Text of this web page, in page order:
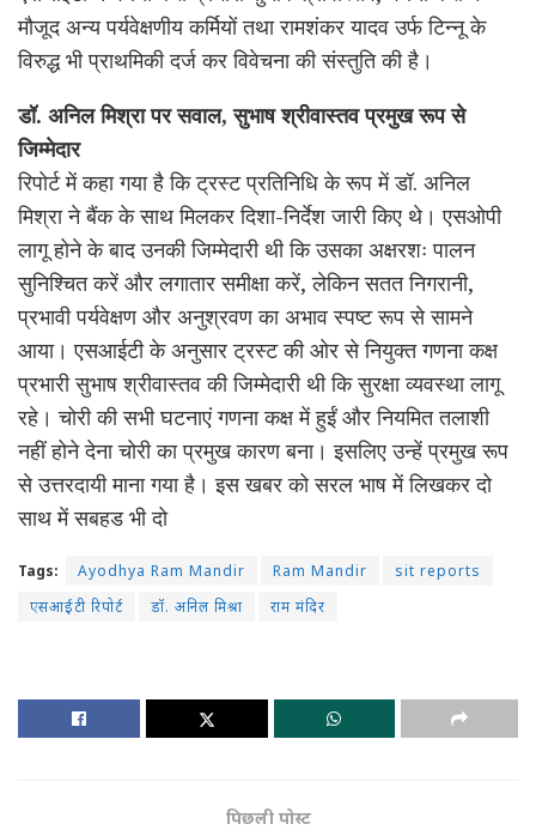
मौजूद अन्य पर्यवेक्षणीय कर्मियों तथा रामशंकर यादव उर्फ टिन्नू के
विरुद्ध भी प्राथमिकी दर्ज कर विवेचना की संस्तुति की है।
डॉ. अनिल मिश्रा पर सवाल, सुभाष श्रीवास्तव प्रमुख रूप से
जिम्मेदार
रिपोर्ट में कहा गया है कि ट्रस्ट प्रतिनिधि के रूप में डॉ. अनिल
मिश्रा ने बैंक के साथ मिलकर दिशा-निर्देश जारी किए थे। एसओपी
लागू होने के बाद उनकी जिम्मेदारी थी कि उसका अक्षरशः पालन
सुनिश्चित करें और लगातार समीक्षा करें, लेकिन सतत निगरानी,
प्रभावी पर्यवेक्षण और अनुश्रवण का अभाव स्पष्ट रूप से सामने
आया। एसआईटी के अनुसार ट्रस्ट की ओर से नियुक्त गणना कक्ष
प्रभारी सुभाष श्रीवास्तव की जिम्मेदारी थी कि सुरक्षा व्यवस्था लागू
रहे। चोरी की सभी घटनाएं गणना कक्ष में हुईं और नियमित तलाशी
नहीं होने देना चोरी का प्रमुख कारण बना। इसलिए उन्हें प्रमुख रूप
से उत्तरदायी माना गया है। इस खबर को सरल भाष में लिखकर दो
साथ में सबहड भी दो
Tags: Ayodhya Ram Mandir Ram Mandir
sit reports
एसआईटी रिपोर्ट
डॉ. अनिल मिश्रा राम मंदिर
पिछली पोस्ट